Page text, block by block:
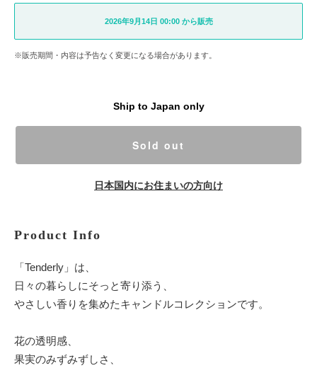
2026年9月14日 00:00 から販売
※販売期間・内容は予告なく変更になる場合があります。
Ship to Japan only
Sold out
日本国内にお住まいの方向け
Product Info
「Tenderly」は、
日々の暮らしにそっと寄り添う、
やさしい香りを集めたキャンドルコレクションです。
花の透明感、
果実のみずみずしさ、